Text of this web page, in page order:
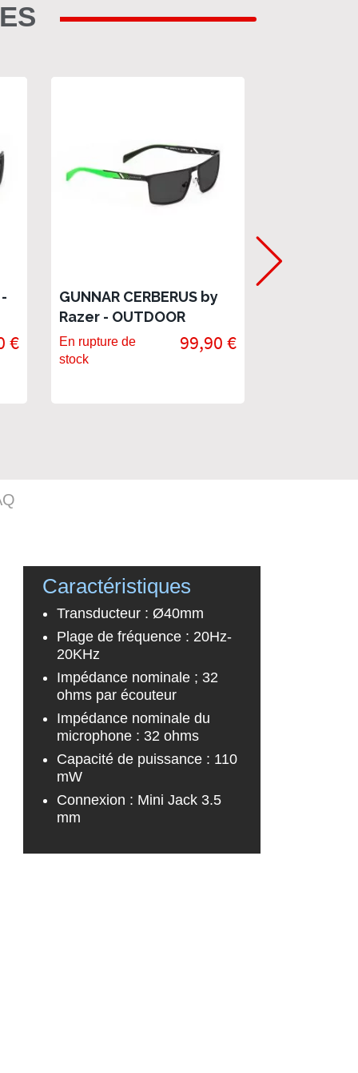
€
GUNNAR CERBERUS by
Razer - OUTDOOR
En rupture de
stock
99,90 €
Caractéristiques
Transducteur : Ø40mm
Plage de fréquence : 20Hz-
20KHz
Impédance nominale ; 32
ohms par écouteur
Impédance nominale du
microphone : 32 ohms
Capacité de puissance : 110
mW
Connexion : Mini Jack 3.5
mm